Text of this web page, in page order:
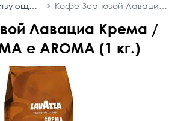
Кофе Зерновой Лавациа
AROMA (1 кг.)
Лавациа Крема /
e AROMA (1 кг.)